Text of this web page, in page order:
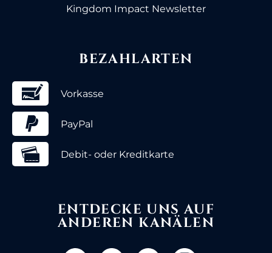
Kingdom Impact Newsletter
BEZAHLARTEN
Vorkasse
PayPal
Debit- oder Kreditkarte
ENTDECKE UNS AUF
ANDEREN KANÄLEN